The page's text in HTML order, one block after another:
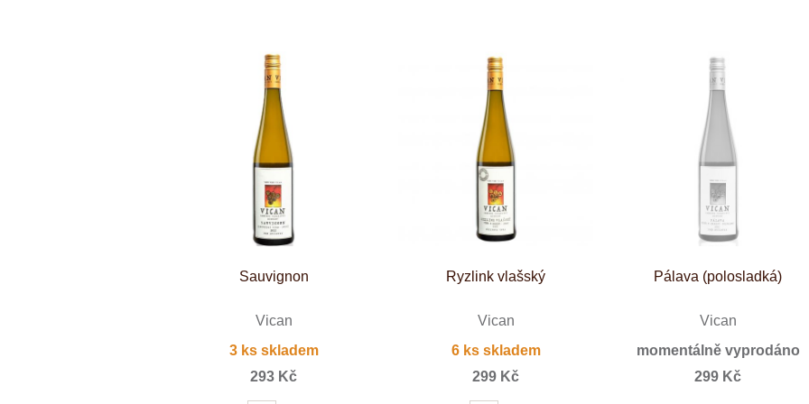
Verýsek
Vican
Vidal - Fleury
Villebois
Vina Olabarri
Vinařství rodiny Špalkovy
VINSELEKT Michlovský
Weingut Fischer
Weingut HÜLS
Weingut STERN
Zlati Grič
Sauvignon
Vican
3 ks skladem
293 Kč
Ryzlink vlašský
Vican
6 ks skladem
299 Kč
Pálava (polosladká)
Vican
momentálně vyprodáno
299 Kč